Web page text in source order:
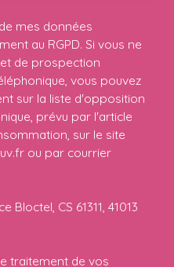
mes données
au RGPD. Si vous ne
de prospection
vous pouvez
sur la liste d'opposition
prévu par l'article
sur le site
ou par courrier
Bloctel, CS 61311, 41013
traitement de vos